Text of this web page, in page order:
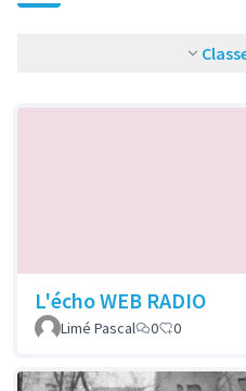
L'écho WEB RADIO
Limé Pascal
0 0